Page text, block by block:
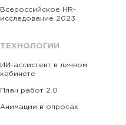
Всероссийское HR-
исследование 2023
ТЕХНОЛОГИИ
ИИ-ассистент в личном
кабинете
План работ 2.0
Анимации в опросах